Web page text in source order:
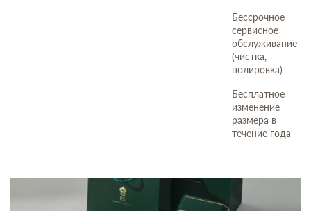
Бессрочное
сервисное
обслуживание
(чистка,
полировка)
Бесплатное
изменение
размера в
течение года